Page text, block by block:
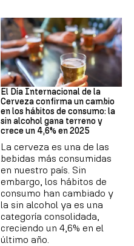
Día Internacional Cerveza
El Día Internacional de la
Cerveza confirma un cambio
en los hábitos de consumo: la
sin alcohol gana terreno y
crece un 4,6% en 2025
La cerveza es una de las
bebidas más consumidas
en nuestro país. Sin
embargo, los hábitos de
consumo han cambiado y
la sin alcohol ya es una
categoría consolidada,
creciendo un 4,6% en el
último año.